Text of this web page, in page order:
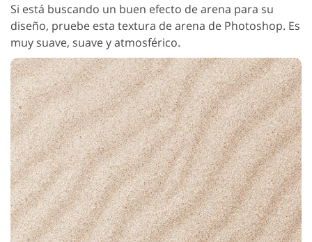
Si está buscando un buen efecto de arena para su
diseño, pruebe esta textura de arena de Photoshop. Es
muy suave, suave y atmosférico.